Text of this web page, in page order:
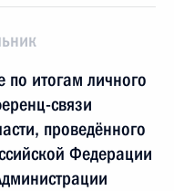
по итогам личного
связи
проведённого
Федерации